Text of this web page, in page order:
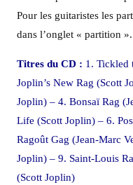
Pour les guitaristes les
dans l’onglet « partition ».
Titres du CD : 1. Tickled
Joplin’s New Rag (Scott
Joplin) – 4. Bonsaï Rag
Life (Scott Joplin) – 6.
Ragoût Gag (Jean-Marc
Joplin) – 9. Saint-Louis
(Scott Joplin)